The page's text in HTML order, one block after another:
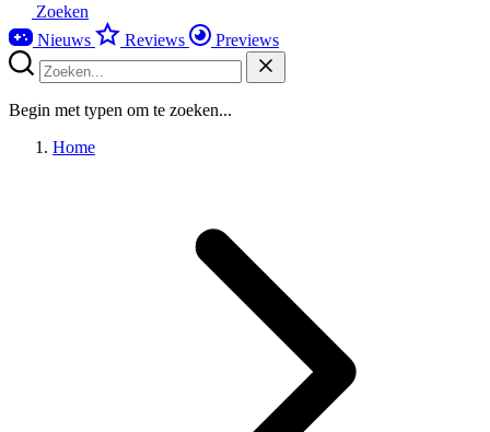
Zoeken
Nieuws
Reviews Previews
Begin met typen om te zoeken...
Home